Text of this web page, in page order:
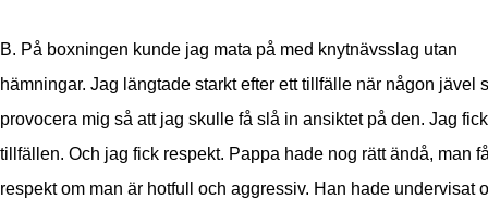
B. På boxningen kunde jag mata på med knytnävsslag utan
hämningar. Jag längtade starkt efter ett tillfälle när någon jävel
provocera mig så att jag skulle få slå in ansiktet på den. Jag
tillfällen. Och jag fick respekt. Pappa hade nog rätt ändå, man
respekt om man är hotfull och aggressiv. Han hade undervisat